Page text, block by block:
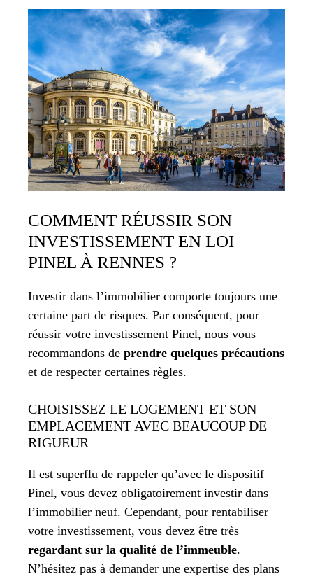
COMMENT RÉUSSIR SON
INVESTISSEMENT EN LOI
PINEL À RENNES ?
Investir dans l’immobilier comporte toujours une
certaine part de risques. Par conséquent, pour
réussir votre investissement Pinel, nous vous
recommandons de prendre quelques précautions
et de respecter certaines règles.
CHOISISSEZ LE LOGEMENT ET SON
EMPLACEMENT AVEC BEAUCOUP DE
RIGUEUR
Il est superflu de rappeler qu’avec le dispositif
Pinel, vous devez obligatoirement investir dans
l’immobilier neuf. Cependant, pour rentabiliser
votre investissement, vous devez être très
regardant sur la qualité de l’immeuble.
N’hésitez pas à demander une expertise des plans